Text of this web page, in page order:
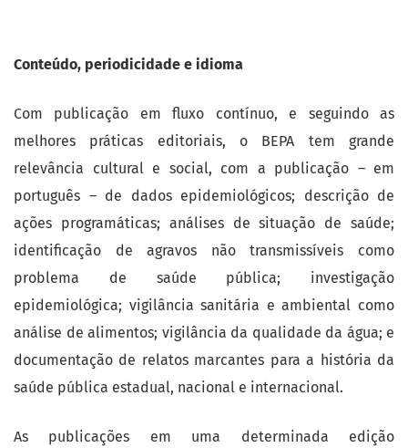
Conteúdo, periodicidade e idioma
Com publicação em fluxo contínuo, e seguindo as
melhores práticas editoriais, o BEPA tem grande
relevância cultural e social, com a publicação – em
português – de dados epidemiológicos; descrição de
ações programáticas; análises de situação de saúde;
identificação de agravos não transmissíveis como
problema de saúde pública; investigação
epidemiológica; vigilância sanitária e ambiental como
análise de alimentos; vigilância da qualidade da água; e
documentação de relatos marcantes para a história da
saúde pública estadual, nacional e internacional.
As publicações em uma determinada edição